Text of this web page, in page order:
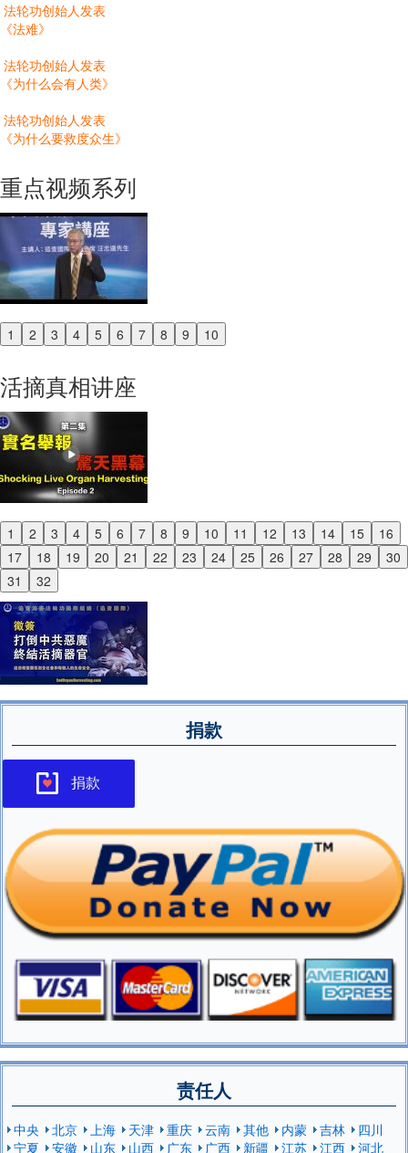
法轮功创始人发表
《法难》
法轮功创始人发表
《为什么会有人类》
法轮功创始人发表
《为什么要救度众生》
重点视频系列
1 2 3 4 5 6 7 8 9 10
Previous
活摘真相讲座
1 2 3 4 5 6 7 8 9 10 11 12 13 14 15
16
17
18 19 20 21 22 23 24 25 26 27 28 29
30
31
32
Previous
Next
捐款
捐款
责任人
中央 北京 上海 天津 重庆 云南 其他 内蒙 吉林
四川
宁夏
安徽 山东 山西 广东 广西 新疆 江苏 江西
河北